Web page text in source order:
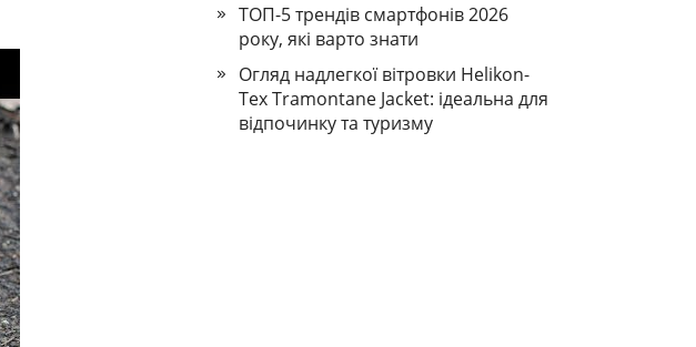
ТОП-5 трендів смартфонів 2026
року, які варто знати
Огляд надлегкої вітровки Helikon-
Tex Tramontane Jacket: ідеальна для
відпочинку та туризму